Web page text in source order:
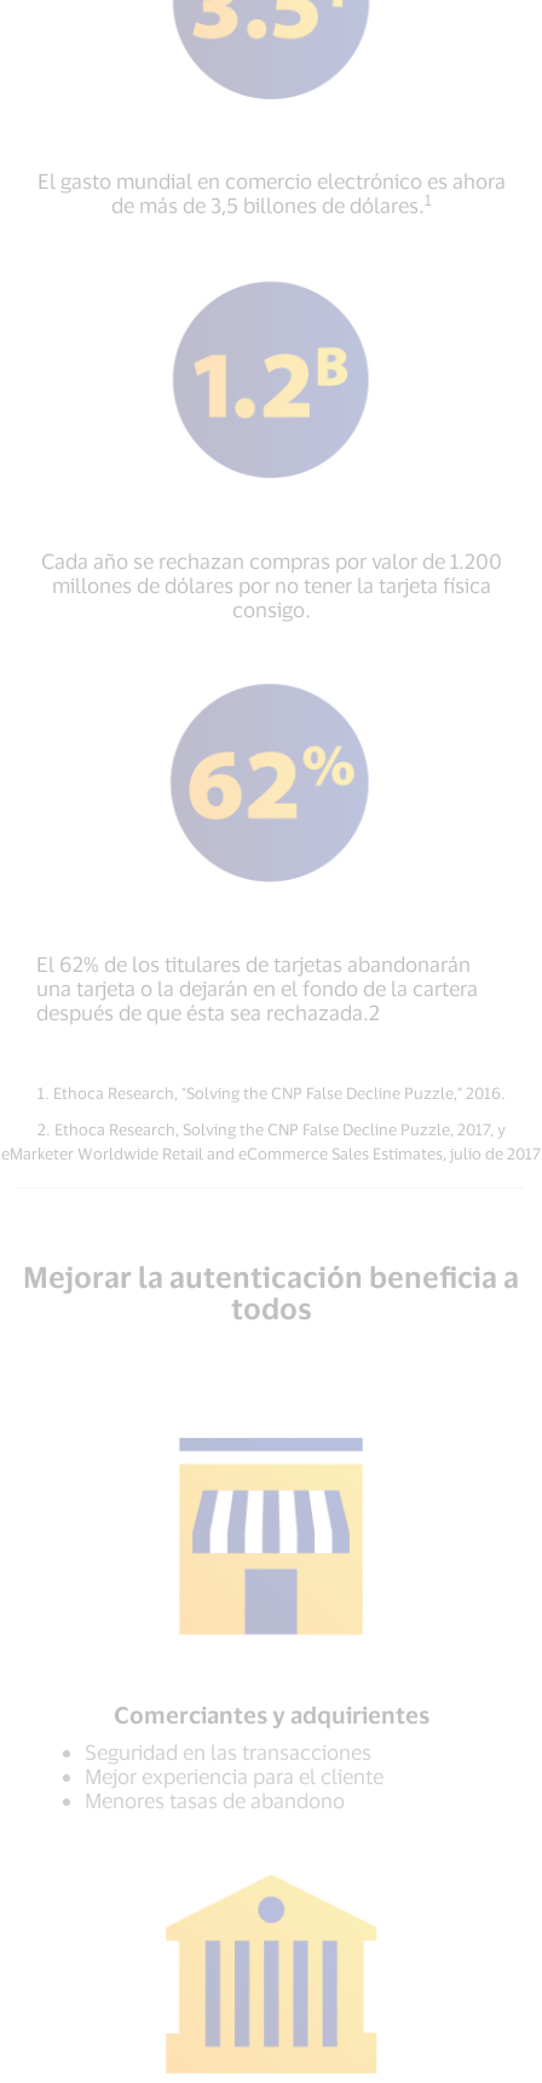
El gasto mundial en comercio electrónico es ahora
de más de 3,5 billones de dólares. 1
Cada año se rechazan compras por valor de 1.200
millones de dólares por no tener la tarjeta física
consigo.
El 62% de los titulares de tarjetas abandonarán
una tarjeta o la dejarán en el fondo de la cartera
después de que ésta sea rechazada.2
1. Ethoca Research, "Solving the CNP False Decline Puzzle," 2016.
2. Ethoca Research, Solving the CNP False Decline Puzzle, 2017, y
eMarketer Worldwide Retail and eCommerce Sales Estimates, julio de 2017
Mejorar la autenticación beneficia a
todos
Comerciantes y adquirientes
Seguridad en las transacciones
Mejor experiencia para el cliente
Menores tasas de abandono